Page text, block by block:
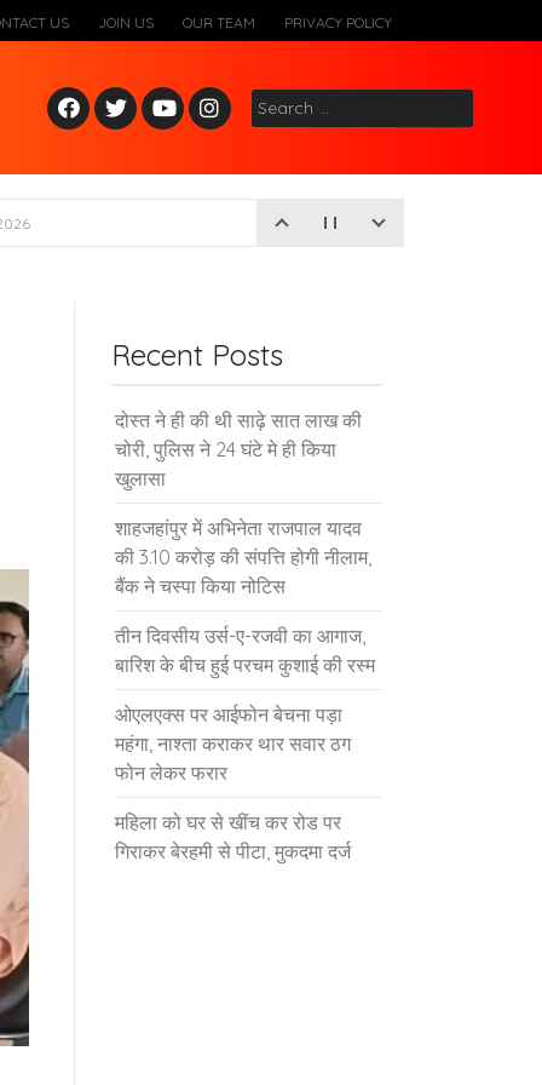
US JOIN US OUR TEAM PRIVACY POLICY
Fac
ebo
Twitt
er
Yout
ube
Inst
agr
Search
for:
Recent Posts
दोस्त ने ही की थी साढ़े सात लाख की
चोरी, पुलिस ने 24 घंटे मे ही किया
खुलासा
शाहजहांपुर में अभिनेता राजपाल यादव
की 3.10 करोड़ की संपत्ति होगी नीलाम,
बैंक ने चस्पा किया नोटिस
तीन दिवसीय उर्स-ए-रजवी का आगाज,
बारिश के बीच हुई परचम कुशाई की रस्म
ओएलएक्स पर आईफोन बेचना पड़ा
महंगा, नाश्ता कराकर थार सवार ठग
फोन लेकर फरार
महिला को घर से खींच कर रोड पर
गिराकर बेरहमी से पीटा, मुकदमा दर्ज